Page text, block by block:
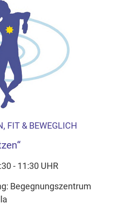
FIT & BEWEGLICH
- 11:30 UHR
Begegnungszentrum